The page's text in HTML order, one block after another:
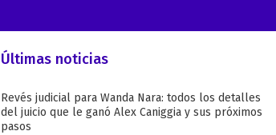
Últimas noticias
Revés judicial para Wanda Nara: todos los detalles
del juicio que le ganó Alex Caniggia y sus próximos
pasos